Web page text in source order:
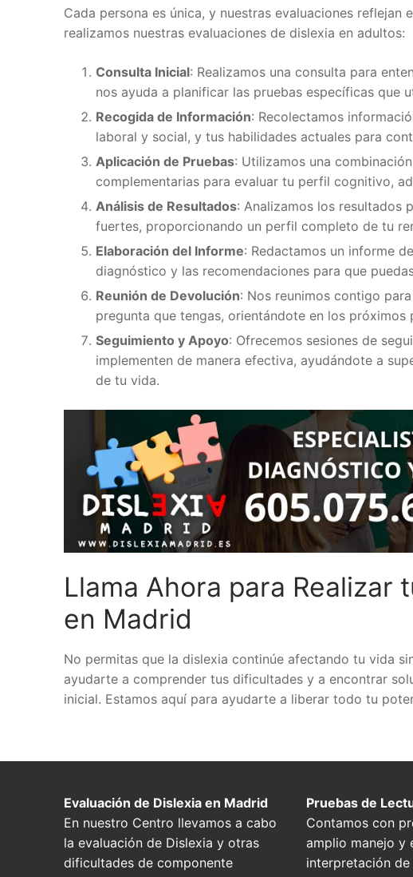
Cada persona es única, y nuestras evaluaciones
realizamos nuestras evaluaciones de dislexia en adultos:
Consulta Inicial: Realizamos una consulta para
nos ayuda a planificar las pruebas específicas que
Recogida de Información: Recolectamos
laboral y social, y tus habilidades actuales para
Aplicación de Pruebas: Utilizamos una
complementarias para evaluar tu perfil cognitivo,
Análisis de Resultados: Analizamos los resultados
fuertes, proporcionando un perfil completo de tu
Elaboración del Informe: Redactamos un informe
diagnóstico y las recomendaciones para que
Reunión de Devolución: Nos reunimos contigo
pregunta que tengas, orientándote en los próximos
Seguimiento y Apoyo: Ofrecemos sesiones de
implementen de manera efectiva, ayudándote a
de tu vida.
Llama Ahora para Realizar
en Madrid
No permitas que la dislexia continúe afectando tu vida
ayudarte a comprender tus dificultades y a encontrar
inicial. Estamos aquí para ayudarte a liberar todo tu
Evaluación de Dislexia en Madrid
En nuestro Centro llevamos a cabo
la evaluación de Dislexia y otras
dificultades de componente
Pruebas de
Contamos con
amplio manejo y
interpretación